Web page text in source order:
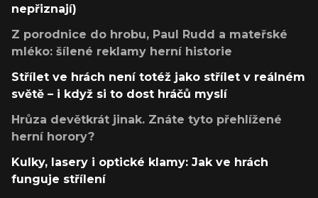
nepřiznají)
Z porodnice do hrobu, Paul Rudd a mateřské
mléko: šílené reklamy herní historie
Střílet ve hrách není totéž jako střílet v reálném
světě – i když si to dost hráčů myslí
Hrůza devětkrát jinak. Znáte tyto přehlížené
herní horory?
Kulky, lasery i optické klamy: Jak ve hrách
funguje střílení